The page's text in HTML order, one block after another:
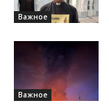
Важное
Важное